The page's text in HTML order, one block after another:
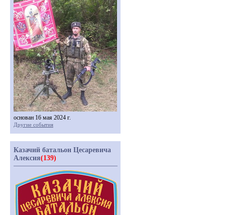
основан 16 мая 2024 г.
Другие события
Казачий батальон Цесаревича
Алексия(139)